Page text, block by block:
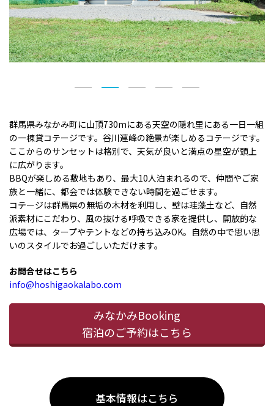
群馬県みなかみ町に山頂730mにある天空の隠れ里にある一日一組
の一棟貸コテージです。谷川連峰の絶景が楽しめるコテージです。
ここからのサンセットは格別で、天気が良いと満点の星空が頭上
に広がります。
BBQが楽しめる敷地もあり、最大10人泊まれるので、仲間やご家
族と一緒に、都会では体験できない時間を過ごせます。
コテージは群馬県の無垢の木材を利用し、壁は珪藻土など、自然
派素材にこだわり、風の抜ける呼吸できる家を提供し、開放的な
広場では、タープやテントなどの持ち込みOK。自然の中で思い思
いのスタイルでお過ごしいただけます。
お問合せはこちら
info@hoshigaokalabo.com
みなかみBooking
宿泊のご予約はこちら
基本情報はこちら